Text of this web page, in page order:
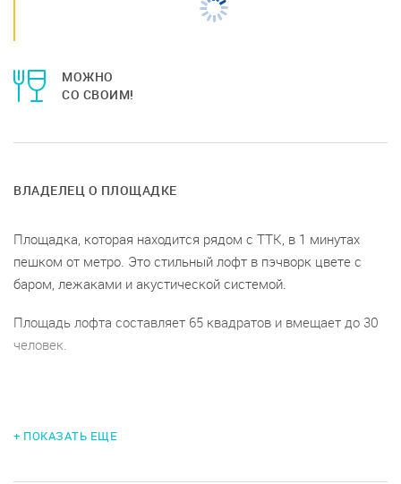
МОЖНО
СО СВОИМ!
ВЛАДЕЛЕЦ О ПЛОЩАДКЕ
Площадка, которая находится рядом с ТТК, в 1 минутах
пешком от метро. Это стильный лофт в пэчворк цвете с
баром, лежаками и акустической системой.
Площадь лофта составляет 65 квадратов и вмещает до 30
человек.
Рядом есть частная и городская парковка. Это
дней рождений, вечеринок, корпоративов, девичников,
+ ПОКАЗАТЬ ЕЩЕ